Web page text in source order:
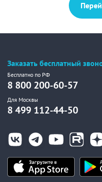
Заказать бесплатный
Бесплатно по РФ
8 800 200-60-57
Для Москвы
8 499 112-44-50